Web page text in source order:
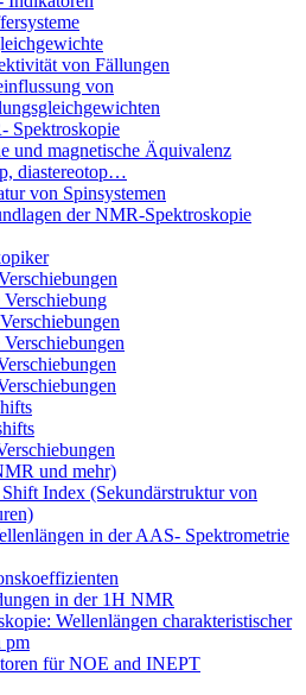
von Fällungen
von
Spektroskopie
und magnetische Äquivalenz
diastereotop…
von Spinsystemen
der NMR-Spektroskopie
und mehr)
Index (Sekundärstruktur von
in der AAS- Spektrometrie
in der 1H NMR
Wellenlängen charakteristischer
pm
für NOE and INEPT